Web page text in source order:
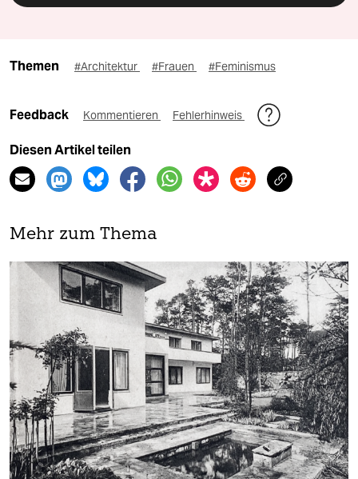
Themen #Architektur #Frauen #Feminismus
Feedback Kommentieren Fehlerhinweis
Diesen Artikel teilen
Mehr zum Thema